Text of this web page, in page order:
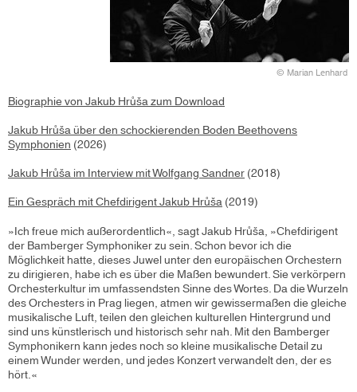
© Marian Lenhard
Biographie von Jakub Hrůša zum Download
Jakub Hrůša über den schockierenden Boden Beethovens
Symphonien(2026)
Jakub Hrůša im Interview mit Wolfgang Sandner(2018)
Ein Gespräch mit Chefdirigent Jakub Hrůša(2019)
»Ich freue mich außerordentlich«, sagt Jakub Hrůša, »Chefdirigent
der Bamberger Symphoniker zu sein. Schon bevor ich die
Möglichkeit hatte, dieses Juwel unter den europäischen Orchestern
zu dirigieren, habe ich es über die Maßen bewundert. Sie verkörpern
Orchesterkultur im umfassendsten Sinne des Wortes. Da die Wurzeln
des Orchesters in Prag liegen, atmen wir gewissermaßen die gleiche
musikalische Luft, teilen den gleichen kulturellen Hintergrund und
sind uns künstlerisch und historisch sehr nah. Mit den Bamberger
Symphonikern kann jedes noch so kleine musikalische Detail zu
einem Wunder werden, und jedes Konzert verwandelt den, der es
hört.«